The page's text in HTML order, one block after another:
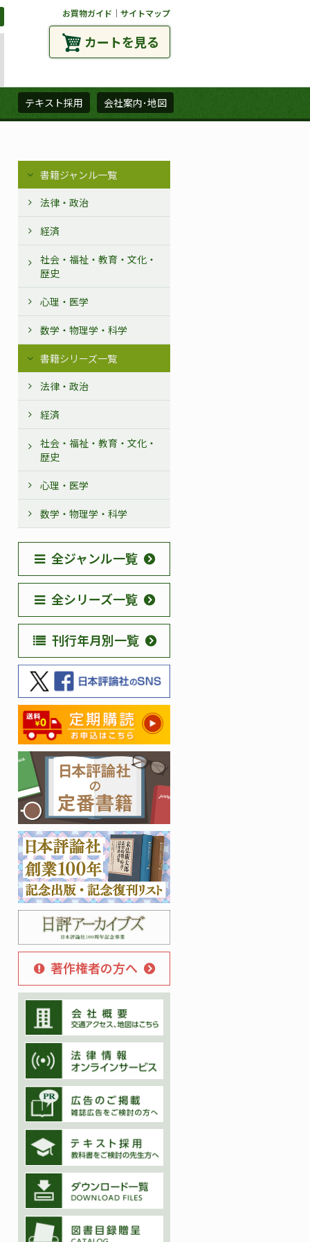
お買物ガイド ｜ サイトマップ
カートを見る
テキスト採用 会社案内･地図
書籍ジャンル一覧
法律・政治
経済
社会・福祉・教育・文化・
歴史
心理・医学
数学・物理学・科学
書籍シリーズ一覧
法律・政治
経済
社会・福祉・教育・文化・
歴史
心理・医学
数学・物理学・科学
全ジャンル一覧
全シリーズ一覧
刊行年月別一覧
著作権者の方へ